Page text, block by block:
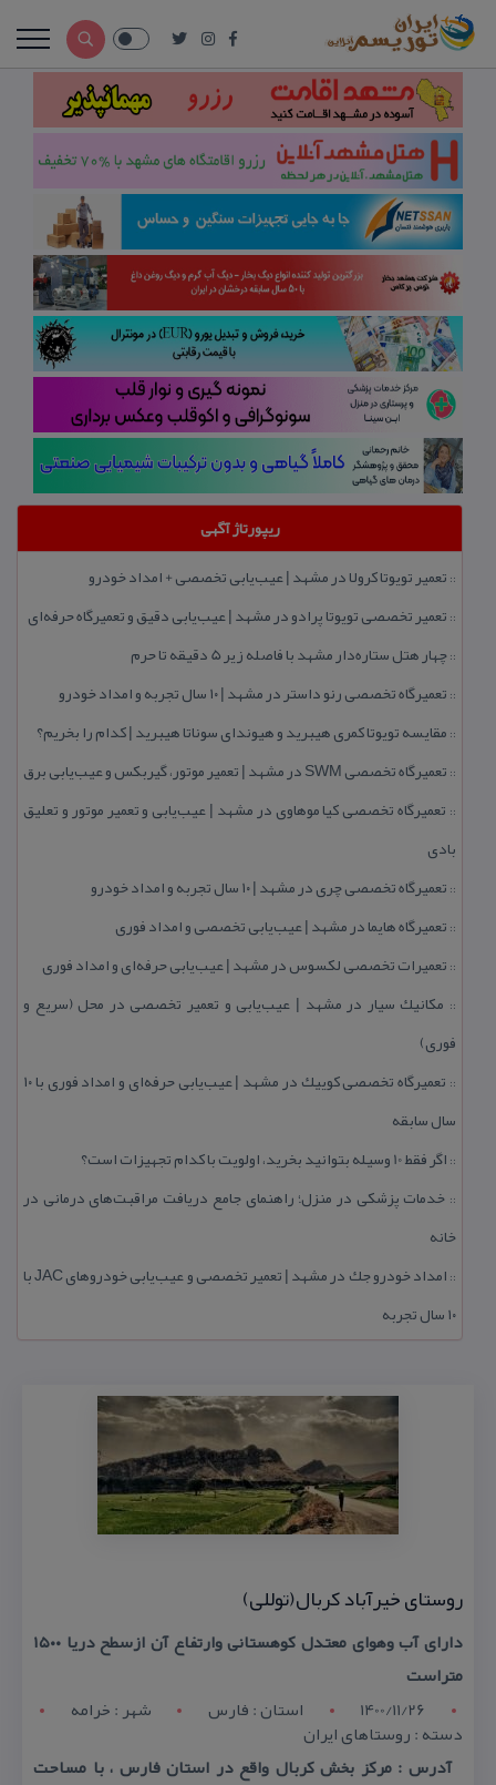
ریپورتاژ آگهی
:: تعمیر تویوتا كرولا در مشهد | عیب‌یابی تخصصی + امداد خودرو
:: تعمیر تخصصی تویوتا پرادو در مشهد | عیب‌یابی دقیق و تعمیرگاه حرفه‌ای
::چهار هتل‌ ستاره‌دار مشهد با فاصله زیر 5 دقیقه تا حرم
:: تعمیرگاه تخصصی رنو داستر در مشهد | ۱۰ سال تجربه و امداد خودرو
:: مقایسه تویوتا كمری هیبرید و هیوندای سوناتا هیبرید | كدام را بخریم؟
:: تعمیرگاه تخصصی SWM در مشهد | تعمیر موتور، گیربكس و عیب‌یابی برق
:: تعمیرگاه تخصصی كیا موهاوی در مشهد | عیب‌یابی و تعمیر موتور و تعلیق
بادی
:: تعمیرگاه تخصصی چری در مشهد | ۱۰ سال تجربه و امداد خودرو
:: تعمیرگاه هایما در مشهد | عیب‌یابی تخصصی و امداد فوری
:: تعمیرات تخصصی لكسوس در مشهد | عیب‌یابی حرفه‌ای و امداد فوری
:: مكانیك سیار در مشهد | عیب‌یابی و تعمیر تخصصی در محل (سریع و
فوری)
::
تعمیرگاه تخصصی كوییك در مشهد | عیب‌یابی حرفه‌ای و امداد فوری با ۱۰
سال سابقه
:: اگر فقط 10 وسیله بتوانید بخرید، اولویت با كدام تجهیزات است؟
:: خدمات پزشكی در منزل؛ راهنمای جامع دریافت مراقبت‌های درمانی در
خانه
::
امداد خودرو جك در مشهد | تعمیر تخصصی و عیب‌یابی خودروهای JAC با
۱۰ سال تجربه
روستای خیرآباد كربال(توللی)
دارای آب وهوای معتدل كوهستانی وارتفاع آن ازسطح دریا ۱۵۰۰
متراست
1400/11/26
استان : فارس شهر : خرامه
دسته : روستاهای ایران
آدرس : مركز بخش كربال واقع در استان فارس ، با مساحت